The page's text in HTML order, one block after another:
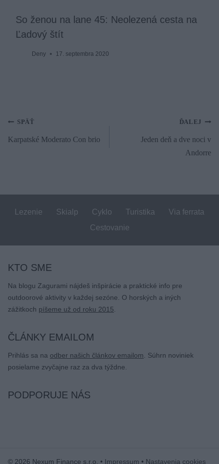
So ženou na lane 45: Neolezená cesta na
Ľadový štít
Deny 17. septembra 2020
Navigácia
SPÄŤ
Karpatské Moderato Con brio
ĎALEJ
Jeden deň a dve noci v
Andorre
Lezenie Skialp Cyklo Turistika
Via ferrata
Cestovanie
KTO SME
Na blogu Zagurami nájdeš inšpirácie a praktické info pre
outdoorové aktivity v každej sezóne. O horských a iných
zážitkoch píšeme už od roku 2015
ČLÁNKY EMAILOM
Prihlás sa na odber našich článkov emailom . Súhrn noviniek
posielame zvyčajne raz za dva týždne.
PODPORUJE NÁS
© 2026 Nexum Finance s.r.o. • Impressum • Nastavenia cookies